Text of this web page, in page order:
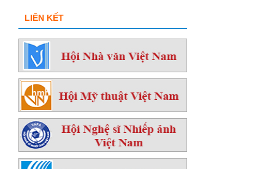
LIÊN KẾT